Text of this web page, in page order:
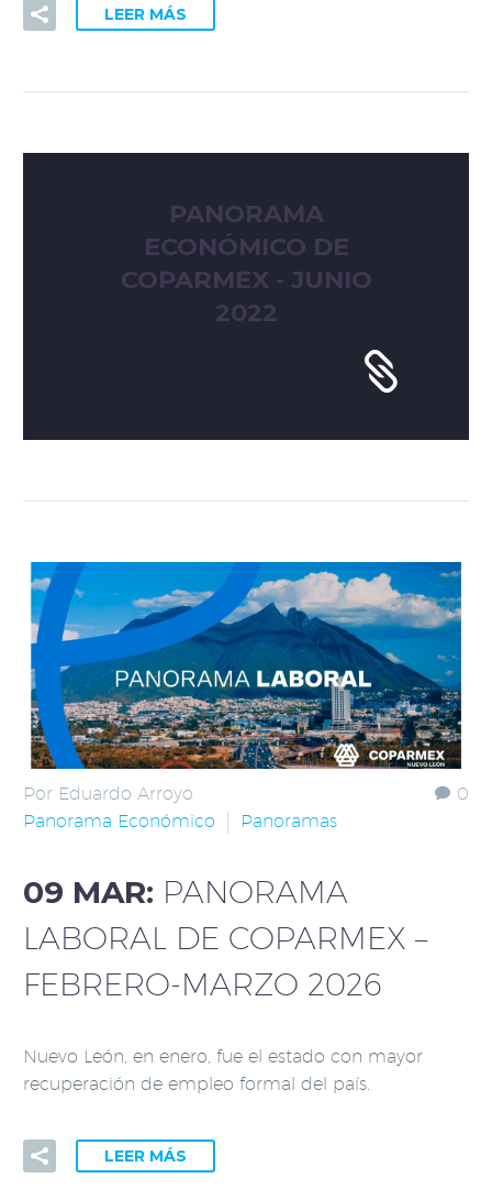
LEER MÁS
PANORAMA
ECONÓMICO DE
COPARMEX - JUNIO
2022
0
Por Eduardo Arroyo
Panorama Económico
Panoramas
09 MAR: PANORAMA
LABORAL DE COPARMEX –
FEBRERO-MARZO 2026
Nuevo León, en enero, fue el estado con mayor
recuperación de empleo formal del país.
LEER MÁS